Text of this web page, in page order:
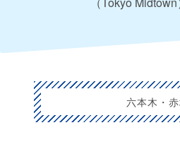
六本木・